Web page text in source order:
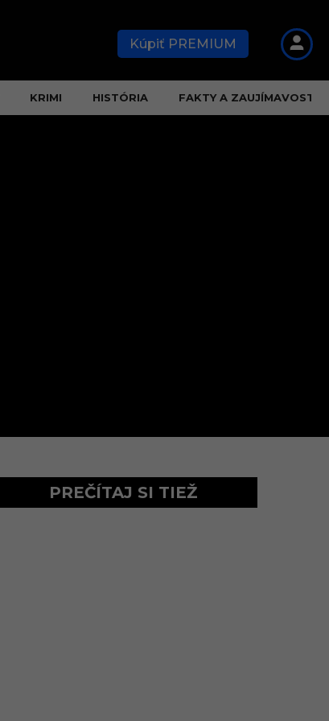
Kúpiť PREMIUM
KRIMI HISTÓRIA FAKTY A ZAUJÍMAVOSTI
PREČÍTAJ SI TIEŽ